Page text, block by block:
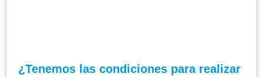
¿Tenemos las condiciones para realizar